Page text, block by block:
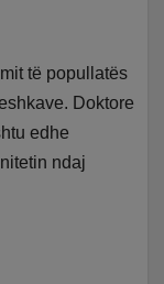
të popullatës
Doktore
edhe
ndaj